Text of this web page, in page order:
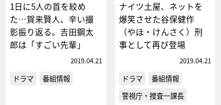
1日に5人の首を絞め
た…賀来賢人、辛い撮
影振り返る。吉田鋼太
郎は「すごい先輩」
2019.04.21
ドラマ 番組情報
ナイツ土屋、ネットを
爆笑させた谷保健作
（やほ・けんさく）刑
事として再び登場
2019.04.21
ドラマ
番組情報
警視庁・捜査一課長